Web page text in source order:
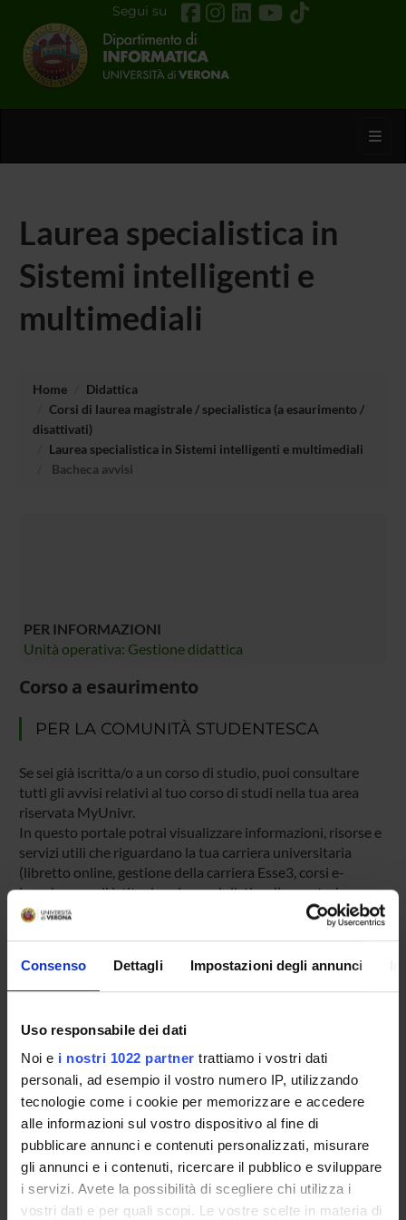
Consenso Dettagli Impostazioni degli annunci
Uso responsabile dei dati
Noi e i nostri 1022 partner trattiamo i vostri dati
personali, ad esempio il vostro numero IP, utilizzando
tecnologie come i cookie per memorizzare e accedere
alle informazioni sul vostro dispositivo al fine di
pubblicare annunci e contenuti personalizzati, misurare
gli annunci e i contenuti, ricercare il pubblico e sviluppare
i servizi. Avete la possibilità di scegliere chi utilizza i
vostri dati e per quali scopi. Le vostre scelte in materia di
Segui su
Laurea specialistica in
Sistemi intelligenti e
multimediali
Home
Didattica
Corsi di laurea magistrale / specialistica (a esaurimento /
disattivati)
Laurea specialistica in Sistemi intelligenti e multimediali
Bacheca avvisi
PER INFORMAZIONI
Unità operativa: Gestione didattica
Corso a esaurimento
PER LA COMUNITÀ STUDENTESCA
Se sei già iscritta/o a un corso di studio, puoi consultare
tutti gli avvisi relativi al tuo corso di studi nella tua area
riservata MyUnivr.
In questo portale potrai visualizzare informazioni, risorse e
servizi utili che riguardano la tua carriera universitaria
(libretto online, gestione della carriera Esse3, corsi e-
learning, email istituzionale, modulistica di segreteria,
procedure amministrative, ecc.).
Entra in MyUnivr con le tue credenziali GIA: solo così
della tua segreteria via mail e anche tramite l'app Univr.
Insegnamenti
Calendario didattico
Piani didattici e Guide dello studente
Orario lezioni
Calendario esami